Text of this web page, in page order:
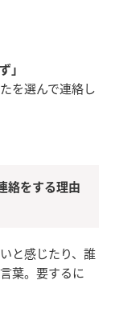
」
を選んで連絡し
絡をする理由
と感じたり、誰
葉。要するに